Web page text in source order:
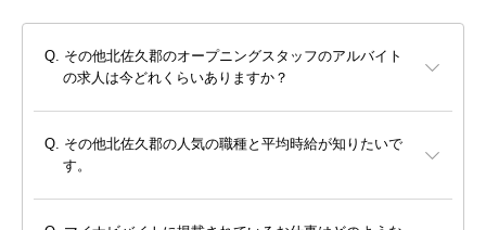
その他北佐久郡のオープニングスタッフのアルバイト
の求人は今どれくらいありますか？
その他北佐久郡の人気の職種と平均時給が知りたいで
す。